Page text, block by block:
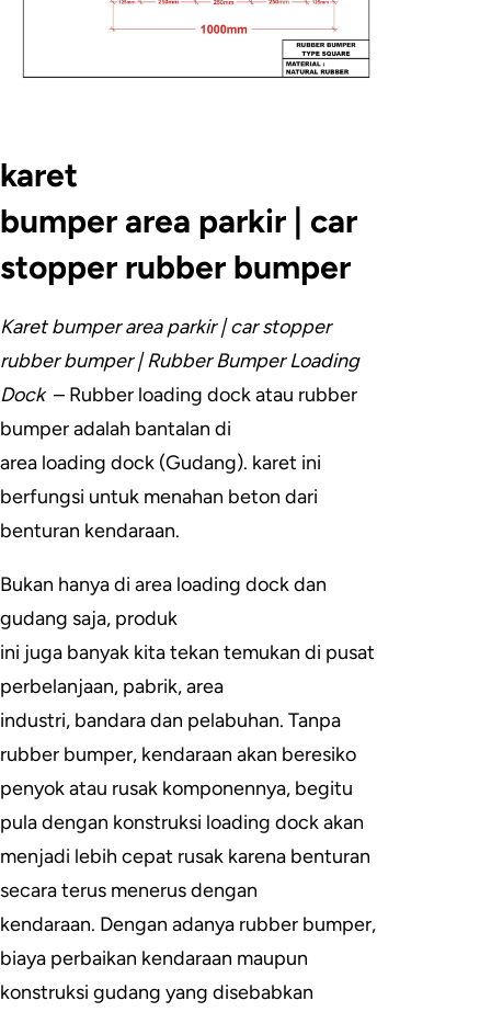
karet
bumper area parkir | car
stopper rubber bumper
Karet bumper area parkir | car stopper
rubber bumper | Rubber Bumper Loading
Dock– Rubber loading dock atau rubber
bumper adalah bantalan di
area loading dock (Gudang). karet ini
berfungsi untuk menahan beton dari
benturan kendaraan.
Bukan hanya di area loading dock dan
gudang saja, produk
ini juga banyak kita tekan temukan di pusat
perbelanjaan, pabrik, area
industri, bandara dan pelabuhan. Tanpa
rubber bumper, kendaraan akan beresiko
penyok atau rusak komponennya, begitu
pula dengan konstruksi loading dock akan
menjadi lebih cepat rusak karena benturan
secara terus menerus dengan
kendaraan. Dengan adanya rubber bumper,
biaya perbaikan kendaraan maupun
konstruksi gudang yang disebabkan